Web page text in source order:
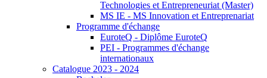
Technologies et Entrepreneuriat (Master)
MS IE - MS Innovation et Entreprenariat
Programme d'échange
EuroteQ - Diplôme EuroteQ
PEI - Programmes d'échange
internationaux
Catalogue 2023 - 2024